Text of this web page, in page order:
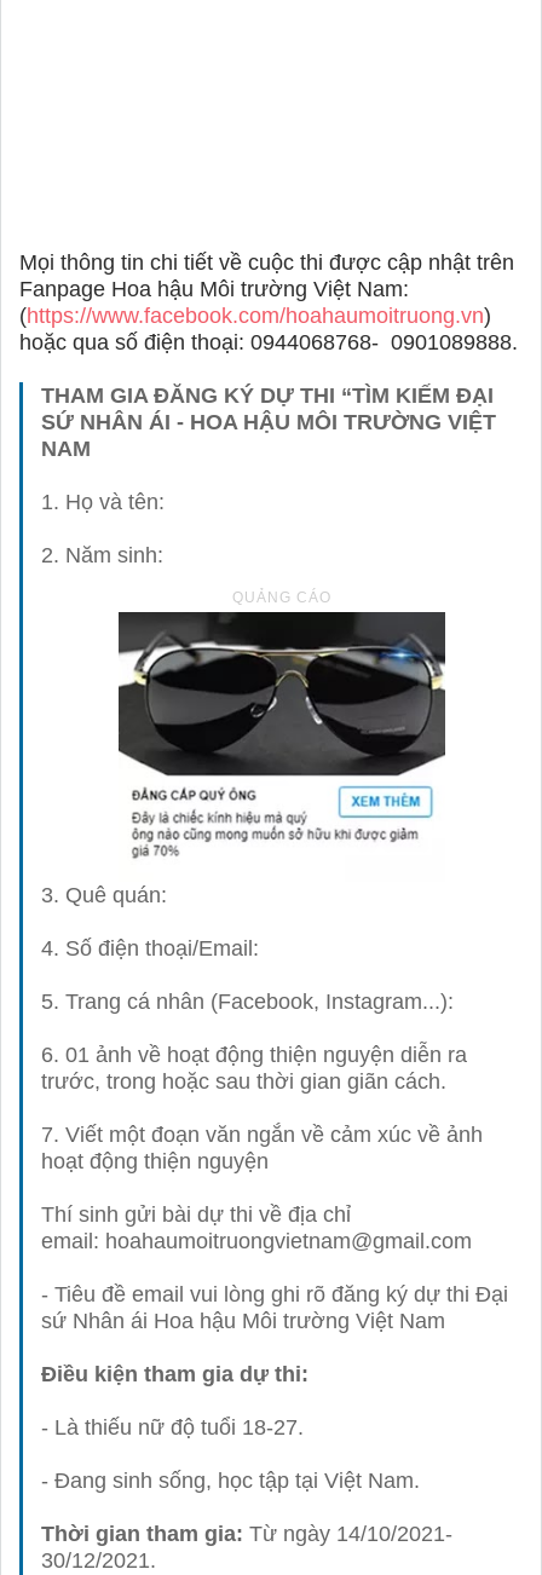
Mọi thông tin chi tiết về cuộc thi được cập nhật trên
Fanpage Hoa hậu Môi trường Việt Nam:
(https://www.facebook.com/hoahaumoitruong.vn)
hoặc qua số điện thoại: 0944068768- 0901089888.
THAM GIA ĐĂNG KÝ DỰ THI “TÌM KIẾM ĐẠI
SỨ NHÂN ÁI - HOA HẬU MÔI TRƯỜNG VIỆT
NAM
1. Họ và tên:
2. Năm sinh:
3. Quê quán:
4. Số điện thoại/Email:
5. Trang cá nhân (Facebook, Instagram...):
6. 01 ảnh về hoạt động thiện nguyện diễn ra
trước, trong hoặc sau thời gian giãn cách.
7. Viết một đoạn văn ngắn về cảm xúc về ảnh
hoạt động thiện nguyện
Thí sinh gửi bài dự thi về địa chỉ
email: hoahaumoitruongvietnam@gmail.com
- Tiêu đề email vui lòng ghi rõ đăng ký dự thi Đại
sứ Nhân ái Hoa hậu Môi trường Việt Nam
Điều kiện tham gia dự thi:
- Là thiếu nữ độ tuổi 18-27.
- Đang sinh sống, học tập tại Việt Nam.
Thời gian tham gia: Từ ngày 14/10/2021-
30/12/2021.